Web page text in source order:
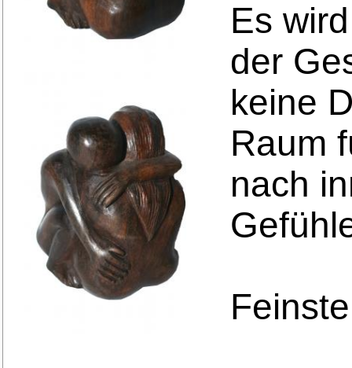
Es
der
keine
Raum
nach